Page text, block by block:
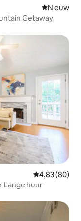
Nieuwe
Nieuw
Getaway
Gemiddelde
4,83 (80)
Lange huur